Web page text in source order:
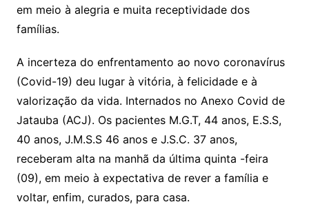
em meio à alegria e muita receptividade dos
famílias.
A incerteza do enfrentamento ao novo coronavírus
(Covid-19) deu lugar à vitória, à felicidade e à
valorização da vida. Internados no Anexo Covid de
Jatauba (ACJ). Os pacientes M.G.T, 44 anos, E.S.S,
40 anos, J.M.S.S 46 anos e J.S.C. 37 anos,
receberam alta na manhã da última quinta -feira
(09), em meio à expectativa de rever a família e
voltar, enfim, curados, para casa.